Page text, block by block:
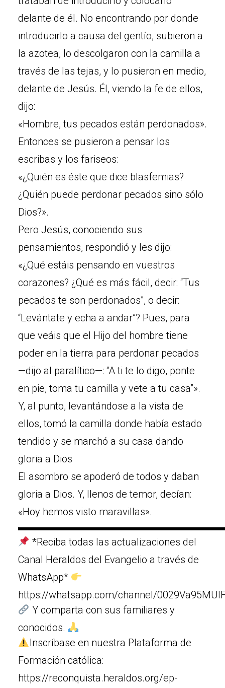
delante de él. No encontrando por donde
introducirlo a causa del gentío, subieron a
la azotea, lo descolgaron con la camilla a
través de las tejas, y lo pusieron en medio,
delante de Jesús. Él, viendo la fe de ellos,
dijo:
«Hombre, tus pecados están perdonados».
Entonces se pusieron a pensar los
escribas y los fariseos:
«¿Quién es éste que dice blasfemias?
¿Quién puede perdonar pecados sino sólo
Dios?».
Pero Jesús, conociendo sus
pensamientos, respondió y les dijo:
«¿Qué estáis pensando en vuestros
corazones? ¿Qué es más fácil, decir: “Tus
pecados te son perdonados”, o decir:
“Levántate y echa a andar”? Pues, para
que veáis que el Hijo del hombre tiene
poder en la tierra para perdonar pecados
—dijo al paralítico—: “A ti te lo digo, ponte
en pie, toma tu camilla y vete a tu casa”».
Y, al punto, levantándose a la vista de
ellos, tomó la camilla donde había estado
tendido y se marchó a su casa dando
gloria a Dios
El asombro se apoderó de todos y daban
gloria a Dios. Y, llenos de temor, decían:
«Hoy hemos visto maravillas».
*Reciba todas las actualizaciones del
Canal Heraldos del Evangelio a través de
WhatsApp*
https://whatsapp.com/channel/
Y comparta con sus familiares y
conocidos.
Inscríbase en nuestra Plataforma de
Formación católica:
https://reconquista.heraldos.org/ep-